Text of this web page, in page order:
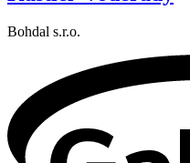
Bohdal s.r.o.